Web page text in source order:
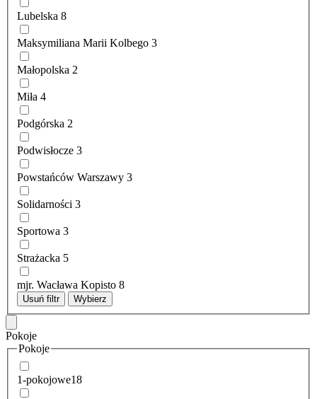
Lubelska 8
Maksymiliana Marii Kolbego 3
Małopolska 2
Miła 4
Podgórska 2
Podwisłocze 3
Powstańców Warszawy 3
Solidarności 3
Sportowa 3
Strażacka 5
mjr. Wacława Kopisto 8
Usuń filtr Wybierz
Pokoje
Pokoje
1-pokojowe18